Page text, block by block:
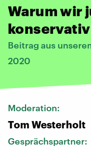
Warum wir
Beitrag aus
2020
Moderation:
Tom Westerholt
Gesprächspartner: